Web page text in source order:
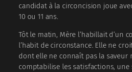
candidat à la circoncision joue
10 ou 11 ans.
Tôt le matin, Mère l’habillait d’un
l’habit de circonstance. Elle ne
dont elle ne connaît pas la saveur
comptabilise les satisfactions,